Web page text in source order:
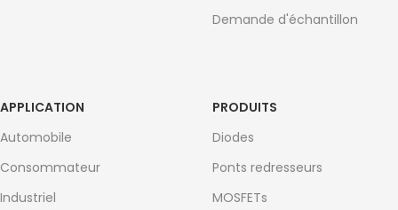
Demande d'échantillon
APPLICATION
Automobile
Consommateur
Industriel
PRODUITS
Diodes
Ponts redresseurs
MOSFETs